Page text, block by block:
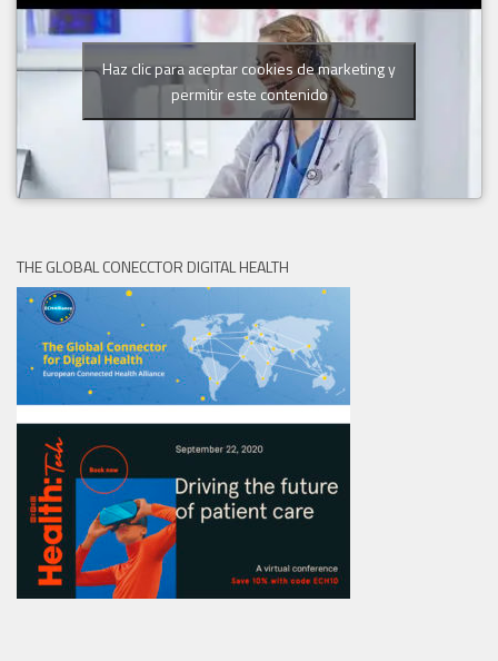
Haz clic para aceptar cookies de marketing y
permitir este contenido
THE GLOBAL CONECCTOR DIGITAL HEALTH